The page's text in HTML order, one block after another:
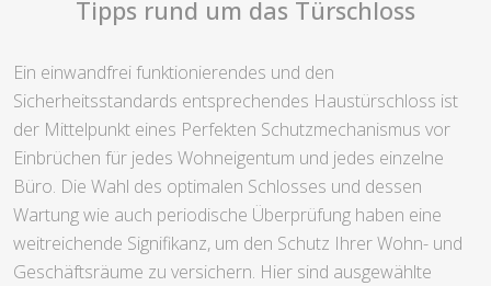
Tipps rund um das Türschloss
Ein einwandfrei funktionierendes und den
Sicherheitsstandards entsprechendes Haustürschloss ist
der Mittelpunkt eines Perfekten Schutzmechanismus vor
Einbrüchen für jedes Wohneigentum und jedes einzelne
Büro. Die Wahl des optimalen Schlosses und dessen
Wartung wie auch periodische Überprüfung haben eine
weitreichende Signifikanz, um den Schutz Ihrer Wohn- und
Geschäftsräume zu versichern. Hier sind ausgewählte